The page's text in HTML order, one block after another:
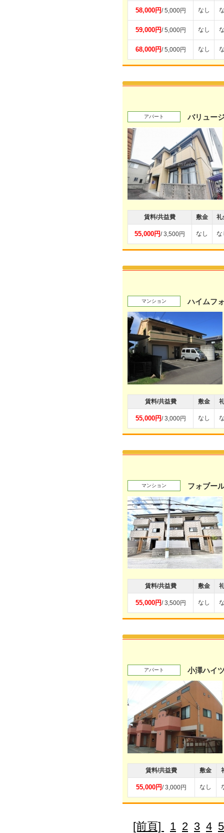
58,000円/ 5,000円 なし
59,000円/ 5,000円 なし
68,000円/ 5,000円 なし
アパート バリュー
賃料/共益費 敷金 礼
55,000円/ 3,500円 なし な
マンション ハイムフ
賃料/共益費 敷金
55,000円/ 3,000円 なし
マンション フォブー
賃料/共益費 敷金
55,000円/ 3,500円 なし
アパート 小澤ハイ
賃料/共益費 敷金
55,000円/ 3,000円 なし
[前頁] 1 2 3 4 5